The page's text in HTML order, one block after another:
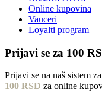
Online kupovina
Vauceri
Loyalti program
Prijavi se za 100
Prijavi se na naš sistem
100 RSD za online